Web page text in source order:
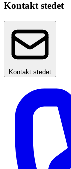
Kontakt stedet
Kontakt stedet